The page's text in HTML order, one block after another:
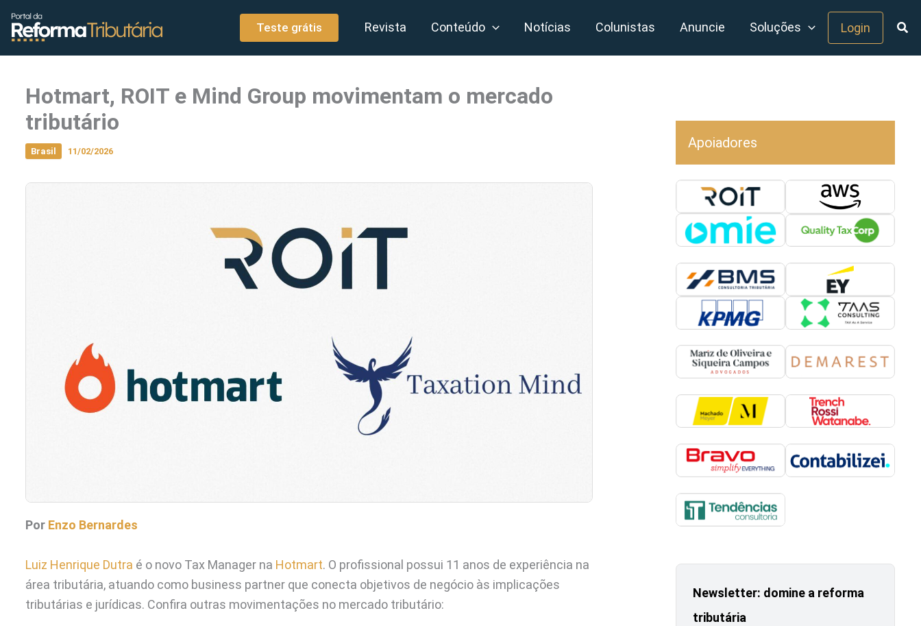
conteúdo
Teste grátis Revista Conteúdo Notícias Colunistas Anuncie Soluções Login
Hotmart, ROIT e Mind Group movimentam o mercado
tributário
Brasil 11/02/2026
Por Enzo Bernardes
Luiz Henrique Dutra é o novo Tax Manager na Hotmart. O profissional possui 11 anos de experiência na
área tributária, atuando como business partner que conecta objetivos de negócio às implicações
tributárias e jurídicas. Confira outras movimentações no mercado tributário:
Apoiadores
Newsletter: domine a reforma
tributária